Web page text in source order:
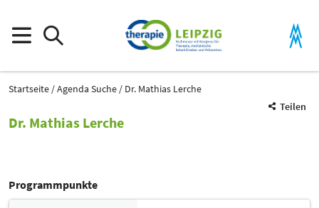
Startseite Agenda Suche
Dr. Mathias Lerche
Teilen
Dr. Mathias Lerche
Programmpunkte